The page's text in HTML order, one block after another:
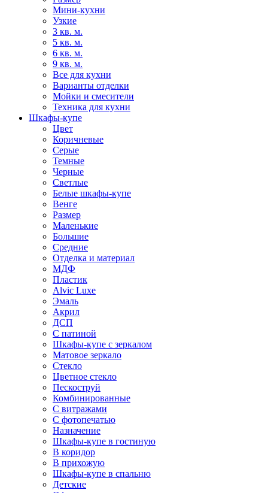
Мини-кухни
Узкие
3 кв. м.
5 кв. м.
6 кв. м.
9 кв. м.
Все для кухни
Варианты отделки
Мойки и смесители
Техника для кухни
Шкафы-купе
Цвет
Коричневые
Серые
Темные
Черные
Светлые
Белые шкафы-купе
Венге
Размер
Маленькие
Большие
Средние
Отделка и материал
МДФ
Пластик
Alvic Luxe
Эмаль
Акрил
ДСП
С патиной
Шкафы-купе с зеркалом
Матовое зеркало
Стекло
Цветное стекло
Пескоструй
Комбинированные
С витражами
С фотопечатью
Назначение
Шкафы-купе в гостиную
В коридор
В прихожую
Шкафы-купе в спальню
Детские